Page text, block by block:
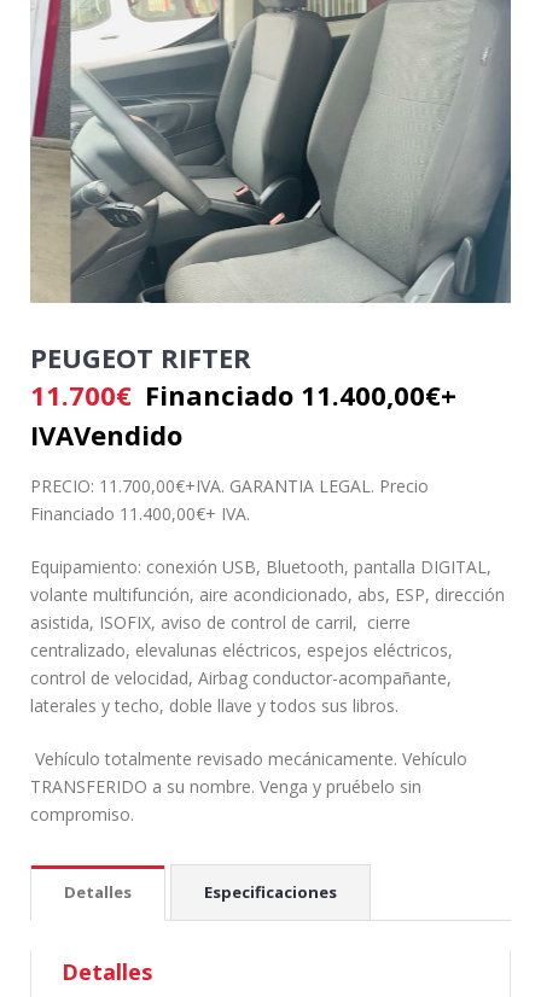
PEUGEOT RIFTER
11.700€ Financiado 11.400,00€+
IVAVendido
PRECIO: 11.700,00€+IVA. GARANTIA LEGAL. Precio
Financiado 11.400,00€+ IVA.
Equipamiento: conexión USB, Bluetooth, pantalla DIGITAL,
volante multifunción, aire acondicionado, abs, ESP, dirección
asistida, ISOFIX, aviso de control de carril, cierre
centralizado, elevalunas eléctricos, espejos eléctricos,
control de velocidad, Airbag conductor-acompañante,
laterales y techo, doble llave y todos sus libros.
Vehículo totalmente revisado mecánicamente. Vehículo
TRANSFERIDO a su nombre. Venga y pruébelo sin
compromiso.
Detalles Especificaciones
Detalles